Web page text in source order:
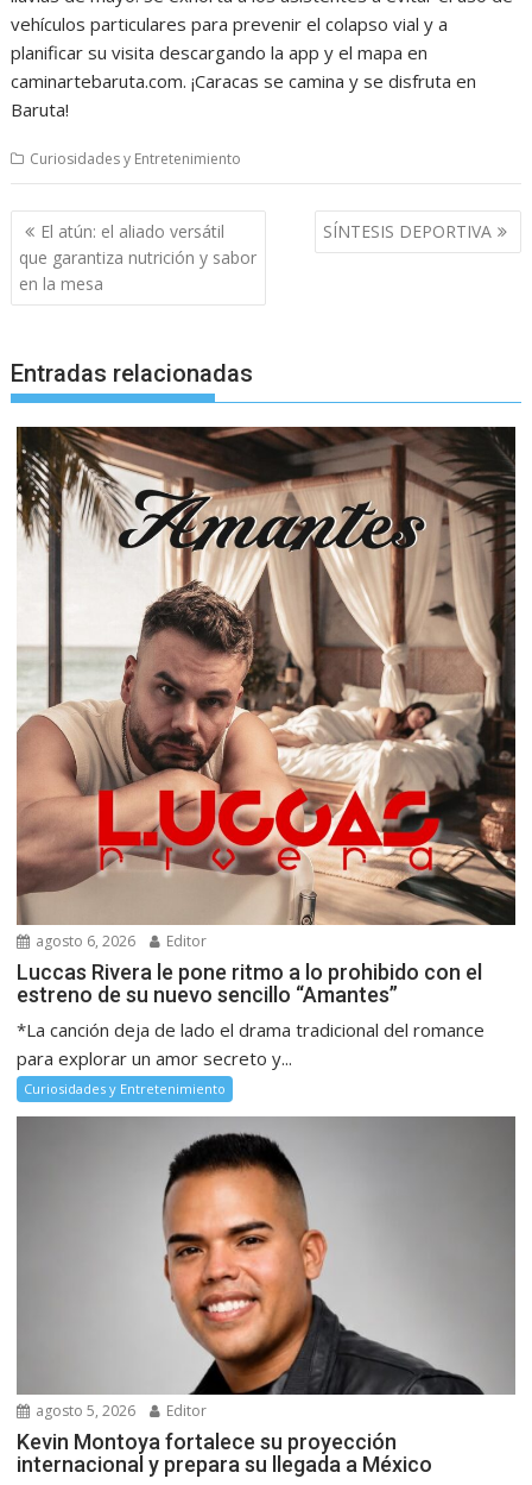
vehículos particulares para prevenir el colapso vial y a
planificar su visita descargando la app y el mapa en
caminartebaruta.com. ¡Caracas se camina y se disfruta en
Baruta!
Curiosidades y Entretenimiento
Navegación
de
entradas
El atún: el aliado versátil
que garantiza nutrición y sabor
en la mesa
SÍNTESIS DEPORTIVA
Entradas relacionadas
agosto 6, 2026 Editor
Luccas Rivera le pone ritmo a lo prohibido con el
estreno de su nuevo sencillo “Amantes”
*La canción deja de lado el drama tradicional del romance
para explorar un amor secreto y...
Curiosidades y Entretenimiento
agosto 5, 2026 Editor
Kevin Montoya fortalece su proyección
internacional y prepara su llegada a México